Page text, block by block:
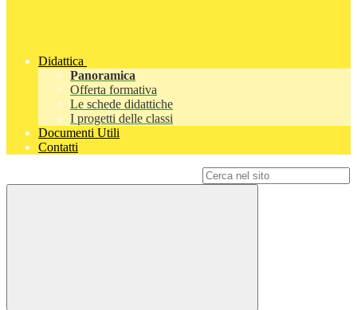
Didattica
Panoramica
Offerta formativa
Le schede didattiche
I progetti delle classi
Documenti Utili
Contatti